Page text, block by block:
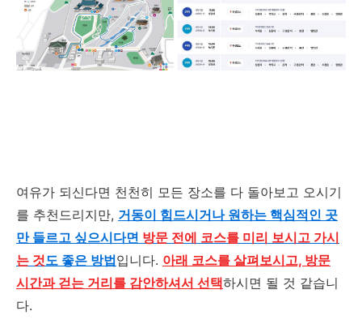
여유가 되신다면 천천히 모든 장소를 다 돌아보고 오시기
를 추천드리지만, 거동이 힘드시거나 원하는 핵심적인 곳
만 들르고 싶으시다면 방문 전에 코스를 미리 보시고 가시
는 것도 좋은 방법입니다. 아래 코스를 살펴보시고, 방문
시간과 걷는 거리를 감안하셔서 선택하시면 될 것 같습니
다.